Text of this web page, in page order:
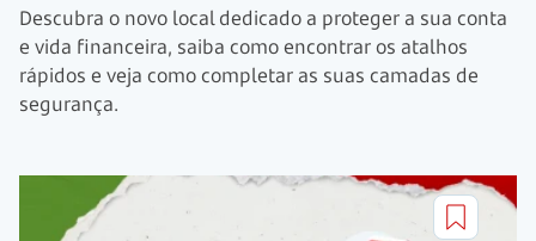
Descubra o novo local dedicado a proteger a sua conta
e vida financeira, saiba como encontrar os atalhos
rápidos e veja como completar as suas camadas de
segurança.